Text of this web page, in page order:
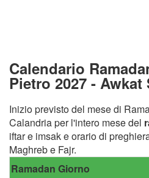
Calendario
Pietro 2027 - Awkat
Inizio previsto del mese di
Calandria per l'intero mese del
iftar e imsak e orario di
Maghreb e Fajr.
Ramadan Giorno